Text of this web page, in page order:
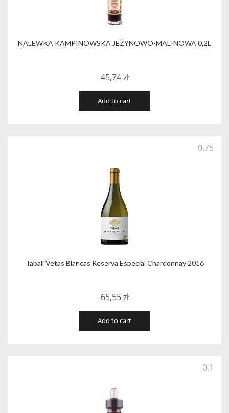
NALEWKA KAMPINOWSKA JEŻYNOWO-MALINOWA 0,2L
45,74zł
Add to cart
0.75
Tabali Vetas Blancas Reserva Especial Chardonnay 2016
65,55zł
Add to cart
0.1